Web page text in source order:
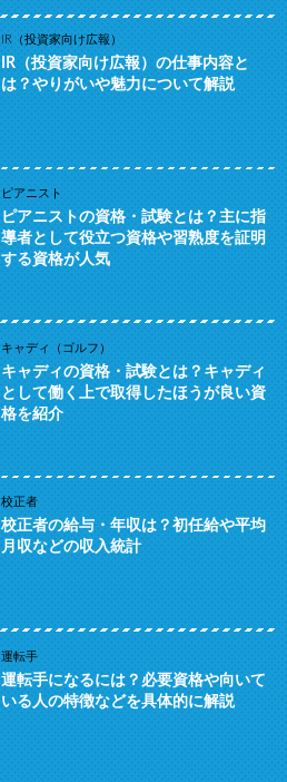
IR（投資家向け広報）
IR（投資家向け広報）の仕事内容と
は？やりがいや魅力について解説
ピアニスト
ピアニストの資格・試験とは？主に指
導者として役立つ資格や習熟度を証明
する資格が人気
キャディ（ゴルフ）
キャディの資格・試験とは？キャディ
として働く上で取得したほうが良い資
格を紹介
校正者
校正者の給与・年収は？初任給や平均
月収などの収入統計
運転手
運転手になるには？必要資格や向いて
いる人の特徴などを具体的に解説